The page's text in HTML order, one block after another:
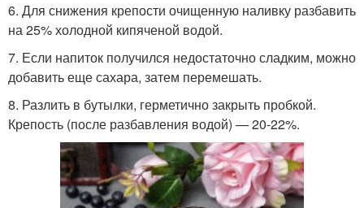
6. Для снижения крепости очищенную наливку разбавить
на 25% холодной кипяченой водой.
7. Если напиток получился недостаточно сладким, можно
добавить еще сахара, затем перемешать.
8. Разлить в бутылки, герметично закрыть пробкой.
Крепость (после разбавления водой) — 20-22%.